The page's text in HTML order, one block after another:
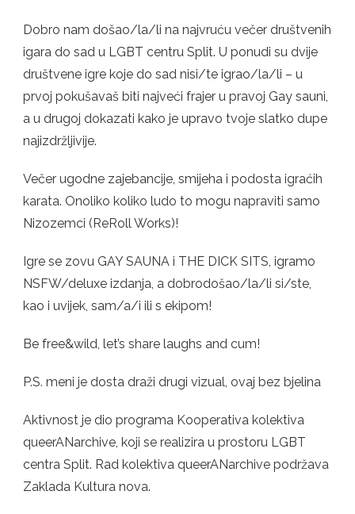
Dobro nam došao/la/li na najvruću večer društvenih
igara do sad u LGBT centru Split. U ponudi su dvije
društvene igre koje do sad nisi/te igrao/la/li – u
prvoj pokušavaš biti najveći frajer u pravoj Gay sauni,
a u drugoj dokazati kako je upravo tvoje slatko dupe
najizdržljivije.
Večer ugodne zajebancije, smijeha i podosta igraćih
karata. Onoliko koliko ludo to mogu napraviti samo
Nizozemci (ReRoll Works)!
Igre se zovu GAY SAUNA i THE DICK SITS, igramo
NSFW/deluxe izdanja, a dobrodošao/la/li si/ste,
kao i uvijek, sam/a/i ili s ekipom!
Be free&wild, let’s share laughs and cum!
P.S. meni je dosta draži drugi vizual, ovaj bez bjelina
Aktivnost je dio programa Kooperativa kolektiva
queerANarchive, koji se realizira u prostoru LGBT
centra Split. Rad kolektiva queerANarchive podržava
Zaklada Kultura nova.